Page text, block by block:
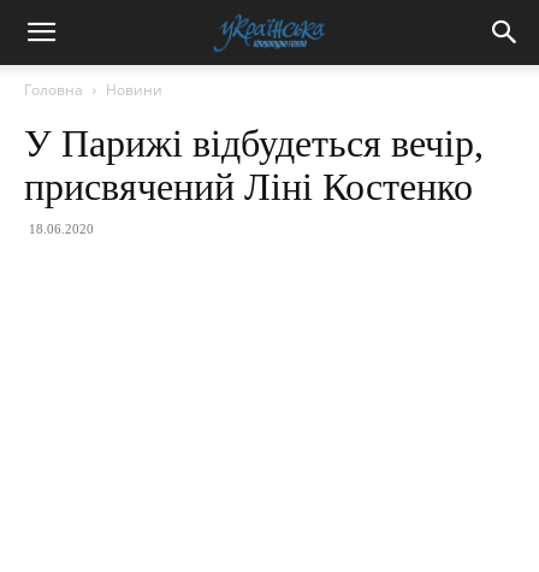
Головна Новини
У Парижі відбудеться вечір,
присвячений Ліні Костенко
18.06.2020